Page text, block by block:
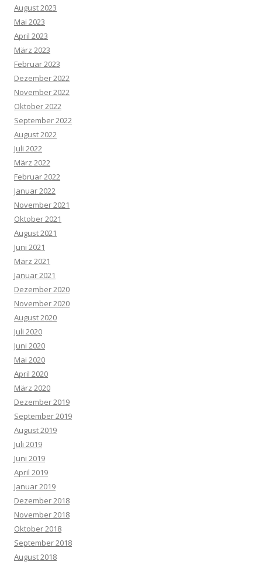
August 2023
Mai 2023
April 2023
März 2023
Februar 2023
Dezember 2022
November 2022
Oktober 2022
September 2022
August 2022
Juli 2022
März 2022
Februar 2022
Januar 2022
November 2021
Oktober 2021
August 2021
Juni 2021
März 2021
Januar 2021
Dezember 2020
November 2020
August 2020
Juli 2020
Juni 2020
Mai 2020
April 2020
März 2020
Dezember 2019
September 2019
August 2019
Juli 2019
Juni 2019
April 2019
Januar 2019
Dezember 2018
November 2018
Oktober 2018
September 2018
August 2018